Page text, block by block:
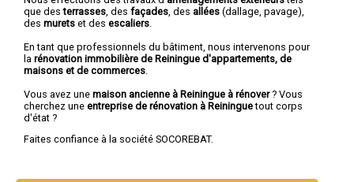
que desterrasses , des façades , des allées (dallage, pavage),
des murets et des escaliers
En tant que professionnels du bâtiment, nous intervenons pour
la rénovation immobilière de Reiningue d'appartements, de
maisons et de commerces
Vous avez une maison ancienne à Reiningue à rénover? Vous
cherchez une entreprise de rénovation à Reininguetout corps
d'état ?
Faites confiance à la société SOCOREBAT.